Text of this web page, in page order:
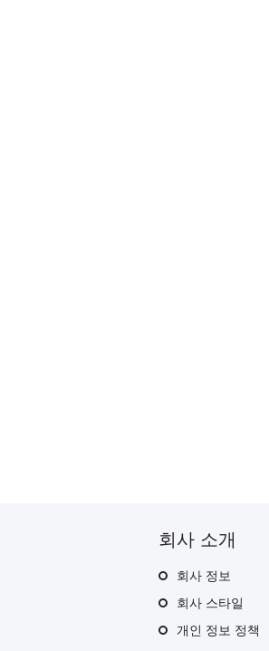
회사 소개
회사 정보
회사 스타일
개인 정보 정책